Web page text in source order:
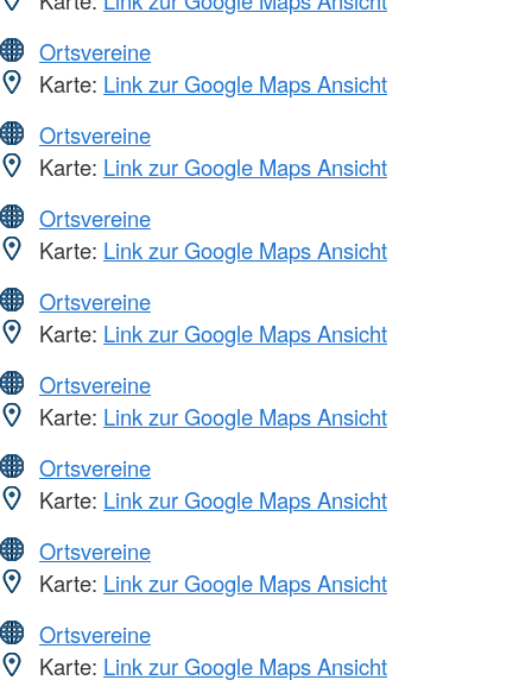
Ortsvereine
Karte: Link zur Google Maps Ansicht
Ortsvereine
Karte: Link zur Google Maps Ansicht
Ortsvereine
Karte: Link zur Google Maps Ansicht
Ortsvereine
Karte: Link zur Google Maps Ansicht
Ortsvereine
Karte: Link zur Google Maps Ansicht
Ortsvereine
Karte: Link zur Google Maps Ansicht
Ortsvereine
Karte: Link zur Google Maps Ansicht
Ortsvereine
Karte: Link zur Google Maps Ansicht